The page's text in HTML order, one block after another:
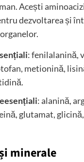
Acești
dezvoltarea și
: fenilalanină,
metionină,
: alanină,
glutamat,
minerale